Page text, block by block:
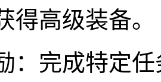
得高级装备。
：完成特定